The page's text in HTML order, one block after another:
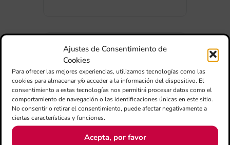
Ajustes de Consentimiento de
Cookies
Para ofrecer las mejores experiencias, utilizamos tecnologías como las
cookies para almacenar y/o acceder a la información del dispositivo. El
consentimiento a estas tecnologías nos permitirá procesar datos como el
comportamiento de navegación o las identificaciones únicas en este sitio.
No consentir o retirar el consentimiento, puede afectar negativamente a
ciertas características y funciones.
Acepta, por favor
+ Añadir a Google Calendar
+ exportación iCal / Outlook